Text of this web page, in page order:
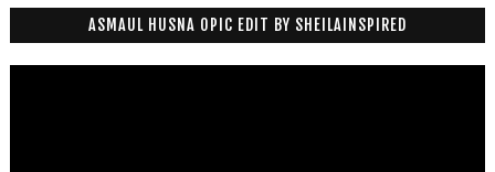
ASMAUL HUSNA OPIC EDIT BY SHEILAINSPIRED